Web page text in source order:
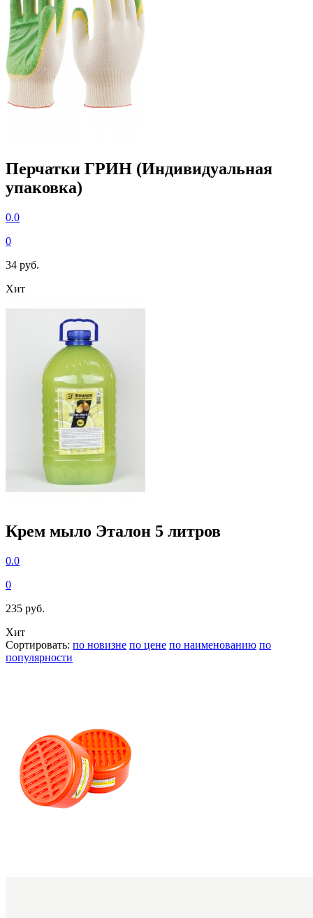
Перчатки ГРИН (Индивидуальная
упаковка)
0.0
0
34 руб.
Хит
Крем мыло Эталон 5 литров
0.0
0
235 руб.
Хит
Сортировать: по новизне по цене по наименованию по
популярности